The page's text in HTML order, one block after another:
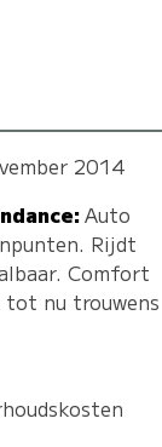
2014
Auto
Rijdt
Comfort
tot nu trouwens